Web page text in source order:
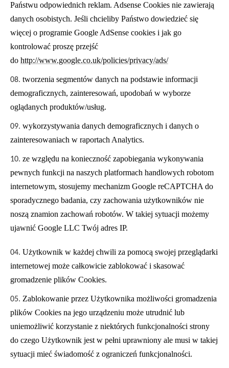
Państwu odpowiednich reklam. Adsense Cookies nie zawierają
danych osobistych. Jeśli chcieliby Państwo dowiedzieć się
więcej o programie Google AdSense cookies i jak go
kontrolować proszę przejść
do http://www.google.co.uk/policies/privacy/ads/
tworzenia segmentów danych na podstawie informacji
demograficznych, zainteresowań, upodobań w wyborze
oglądanych produktów/usług.
wykorzystywania danych demograficznych i danych o
zainteresowaniach w raportach Analytics.
ze względu na konieczność zapobiegania wykonywania
pewnych funkcji na naszych platformach handlowych robotom
internetowym, stosujemy mechanizm Google reCAPTCHA do
sporadycznego badania, czy zachowania użytkowników nie
noszą znamion zachowań robotów. W takiej sytuacji możemy
ujawnić Google LLC Twój adres IP.
Użytkownik w każdej chwili za pomocą swojej przeglądarki
internetowej może całkowicie zablokować i skasować
gromadzenie plików Cookies.
Zablokowanie przez Użytkownika możliwości gromadzenia
plików Cookies na jego urządzeniu może utrudnić lub
uniemożliwić korzystanie z niektórych funkcjonalności strony
do czego Użytkownik jest w pełni uprawniony ale musi w takiej
sytuacji mieć świadomość z ograniczeń funkcjonalności.